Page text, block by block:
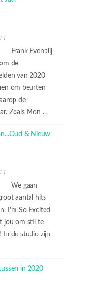
1
Frank Evenblij
de
van 2020
om beurten
de
Zoals Mon ...
1
We gaan
aantal hits
I'm So Excited
jou om stil te
In de studio zijn